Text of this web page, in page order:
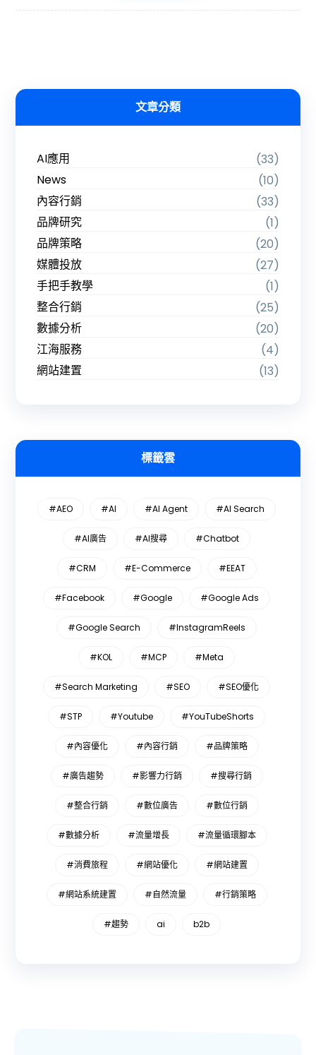
文章分類
AI應用
(33)
News
(10)
內容行銷
(33)
品牌研究
(1)
品牌策略
(20)
媒體投放
(27)
手把手教學
(1)
整合行銷
(25)
數據分析
(20)
江海服務
(4)
網站建置
(13)
標籤雲
#AEO #AI #AI Agent #AI Search
#AI廣告 #AI搜尋 #Chatbot
#CRM #E-Commerce #EEAT
#Facebook #Google #Google Ads
#Google Search #InstagramReels
#KOL #MCP #Meta
#Search Marketing #SEO #SEO優化
#STP #Youtube #YouTubeShorts
#內容優化 #內容行銷 #品牌策略
#廣告趨勢 #影響力行銷 #搜尋行銷
#整合行銷 #數位廣告 #數位行銷
#數據分析 #流量增長 #流量循環腳本
#消費旅程 #網站優化 #網站建置
#網站系統建置 #自然流量 #行銷策略
#趨勢 ai b2b